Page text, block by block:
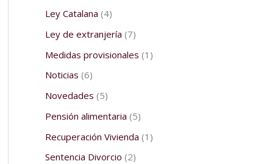
Ley Catalana (4)
Ley de extranjería (7)
Medidas provisionales (1)
Noticias (6)
Novedades (5)
Pensión alimentaria (5)
Recuperación Vivienda (1)
Sentencia Divorcio (2)